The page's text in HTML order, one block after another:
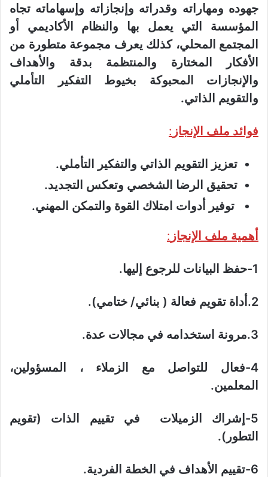
جهوده ومهاراته وقدراته وإنجازاته وإسهاماته تجاه
المؤسسة التي يعمل بها والنظام الأكاديمي أو
المجتمع المحلي، كذلك يعرف مجموعة متطورة من
الأفكار المختارة والمنتظمة بدقة والأهداف
والإنجازات المحبوكة بخيوط التفكير التأملي
والتقويم الذاتي.
فوائد ملف الإنجاز :
تعزيز التقويم الذاتي والتفكير التأملي.
تحقيق الرضا الشخصي وتعكس التجديد.
توفير أدوات امتلاك القوة والتمكن المهني.
أهمية ملف الإنجاز :
1-حفظ البيانات للرجوع إليها.
2.أداة تقويم فعالة ( بنائي/ ختامي).
3.مرونة استخدامه في مجالات عدة.
4-فعال للتواصل مع الزملاء ، المسؤولين،
المعلمين.
5-إشراك الزميلات في تقييم الذات (تقويم
التطور).
6-تقييم الأهداف في الخطة الفردية.